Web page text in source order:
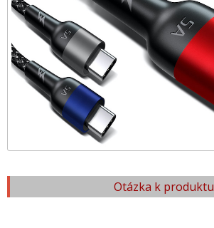
Otázka k produktu